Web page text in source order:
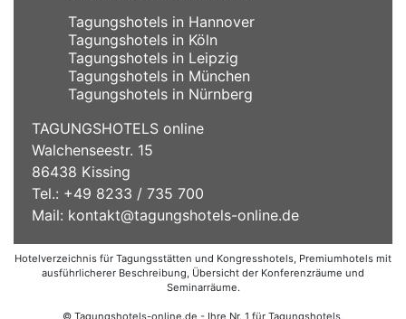
Tagungshotels in Hannover
Tagungshotels in Köln
Tagungshotels in Leipzig
Tagungshotels in München
Tagungshotels in Nürnberg
TAGUNGSHOTELS online
Walchenseestr. 15
86438 Kissing
Tel.: +49 8233 / 735 700
Mail: kontakt@tagungshotels-online.de
Hotelverzeichnis für Tagungsstätten und Kongresshotels, Premiumhotels mit
ausführlicherer Beschreibung, Übersicht der Konferenzräume und
Seminarräume.